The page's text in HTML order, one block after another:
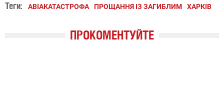
Теги: АВІАКАТАСТРОФА ПРОЩАННЯ ІЗ ЗАГИБЛИМ ХАРКІВ
ПРОКОМЕНТУЙТЕ